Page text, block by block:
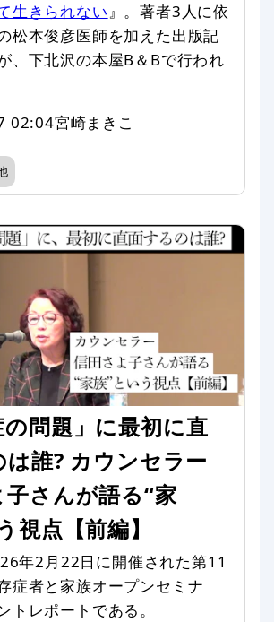
生きられない』。著者3人に依
松本俊彦医師を加えた出版記
、下北沢の本屋B＆Bで行われ
02:04宮崎まきこ
の問題」に最初に直
誰? カウンセラー
さんが語る“家
視点【前編】
年2月22日に開催された第11
症者と家族オープンセミナ
トレポートである。